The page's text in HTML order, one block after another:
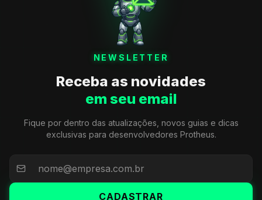
NEWSLETTER
Receba as novidades
em seu email
Fique por dentro das atualizações, novos guias e dicas
exclusivas para desenvolvedores Protheus.
CADASTRAR